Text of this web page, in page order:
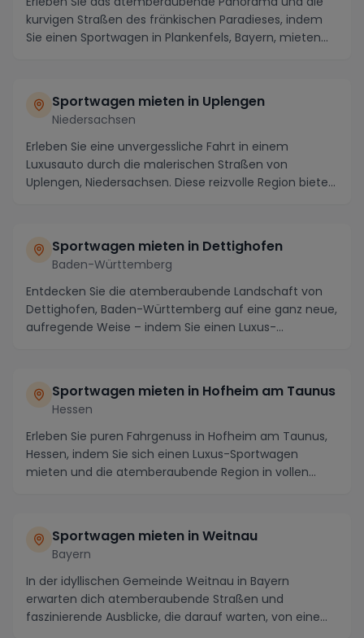
kurvigen Straßen des fränkischen Paradieses, indem
Sie einen Sportwagen in Plankenfels, Bayern, mieten...
Sportwagen mieten in Uplengen
Niedersachsen
Erleben Sie eine unvergessliche Fahrt in einem
Luxusauto durch die malerischen Straßen von
Uplengen, Niedersachsen. Diese reizvolle Region bietet
Sportwagen mieten in Dettighofen
Baden-Württemberg
Entdecken Sie die atemberaubende Landschaft von
Dettighofen, Baden-Württemberg auf eine ganz neue,
aufregende Weise – indem Sie einen Luxus-
Sportwagen mieten in Hofheim am Taunus
Hessen
Erleben Sie puren Fahrgenuss in Hofheim am Taunus,
Hessen, indem Sie sich einen Luxus-Sportwagen
mieten und die atemberaubende Region in vollen
Sportwagen mieten in Weitnau
Bayern
In der idyllischen Gemeinde Weitnau in Bayern
erwarten dich atemberaubende Straßen und
faszinierende Ausblicke, die darauf warten, von einem